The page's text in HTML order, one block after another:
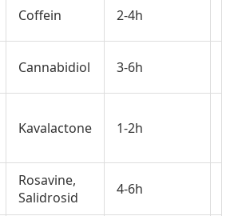
Coffein 2‑4h
Cannabidiol 3‑6h
Kavalactone 1‑2h
Rosavine,
Salidrosid
4‑6h